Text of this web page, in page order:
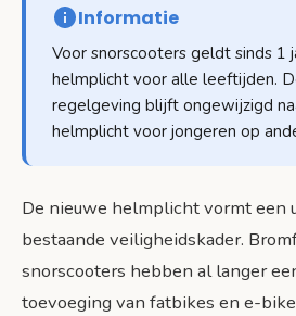
Informatie
Voor snorscooters geldt sinds 1
helmplicht voor alle leeftijden.
regelgeving blijft ongewijzigd
helmplicht voor jongeren op
De nieuwe helmplicht vormt een
bestaande veiligheidskader.
snorscooters hebben al langer
toevoeging van fatbikes en e-